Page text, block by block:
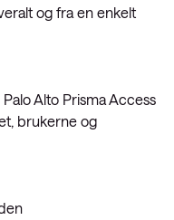
og fra en enkelt
Alto Prisma Access
brukerne og